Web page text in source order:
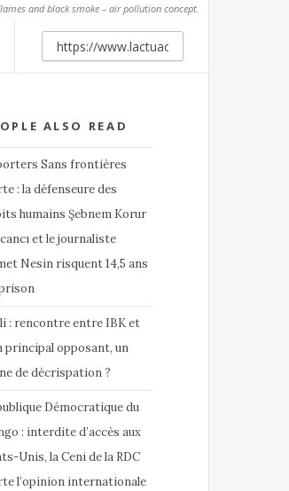
and black smoke – air pollution concept.
ALSO READ
Sans frontières
: la défenseure des
humains Şebnem Korur
et le journaliste
Nesin risquent 14,5 ans
: rencontre entre IBK et
principal opposant, un
de décrispation ?
Démocratique du
: interdite d’accès aux
Unis, la Ceni de la RDC
l’opinion internationale